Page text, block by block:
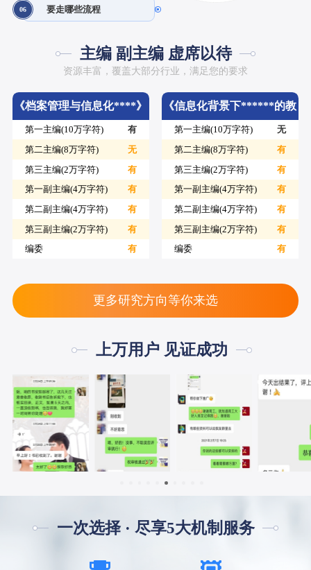
06 要走哪些流程
主编 副主编 虚席以待
资源丰富，覆盖大部分行业，满足您的要求
《档案管理与信息化****》
第一主编(10万字符)
有
第二主编(8万字符)
无
第三主编(2万字符)
有
第一副主编(4万字符)
有
第二副主编(4万字符)
有
第三副主编(2万字符)
有
编委
有
《信息化背景下******的教
学教研》
第一主编(10万字符)
无
第二主编(8万字符)
有
第三主编(2万字符)
有
第一副主编(4万字符)
有
第二副主编(4万字符)
有
第三副主编(2万字符)
有
编委
有
更多研究方向等你来选
上万用户 见证成功
一次选择 · 尽享5大机制服务